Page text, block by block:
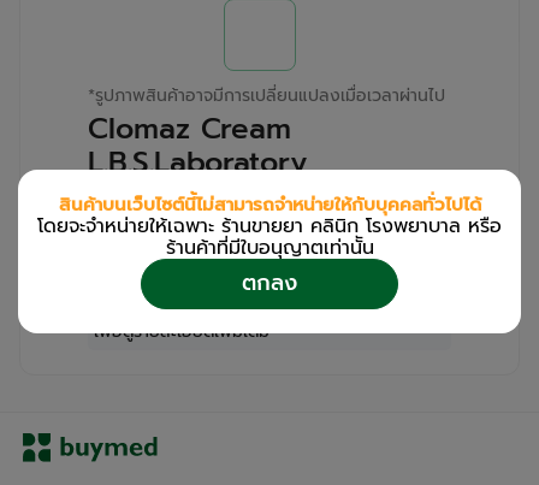
*รูปภาพสินค้าอาจมีการเปลี่ยนแปลงเมื่อเวลาผ่านไป
Clomaz Cream
L.B.S.Laboratory
(Tube/15g)
สำหรับลูกค้าเฉพาะร้านขายยา คลินิก และโรง
พยาบาล
เข้าสู่ระบบ
เพื่อดูรายละเอียดเพิ่มเติม
สินค้าบนเว็บไซต์นี้ไม่สามารถจำหน่ายให้กับบุคคลทั่วไปได้
โดยจะจำหน่ายให้เฉพาะ ร้านขายยา คลินิก โรงพยาบาล หรือ
ร้านค้าที่มีใบอนุญาตเท่านััน
ตกลง